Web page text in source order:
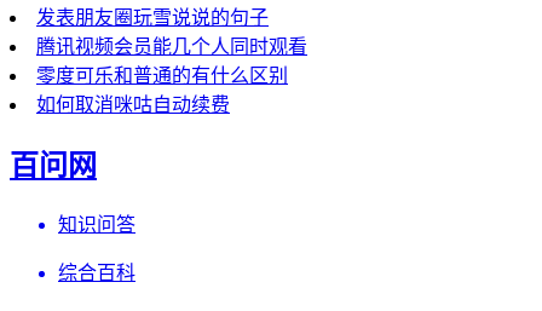
发表朋友圈玩雪说说的句子
腾讯视频会员能几个人同时观看
零度可乐和普通的有什么区别
如何取消咪咕自动续费
百问网
知识问答
综合百科